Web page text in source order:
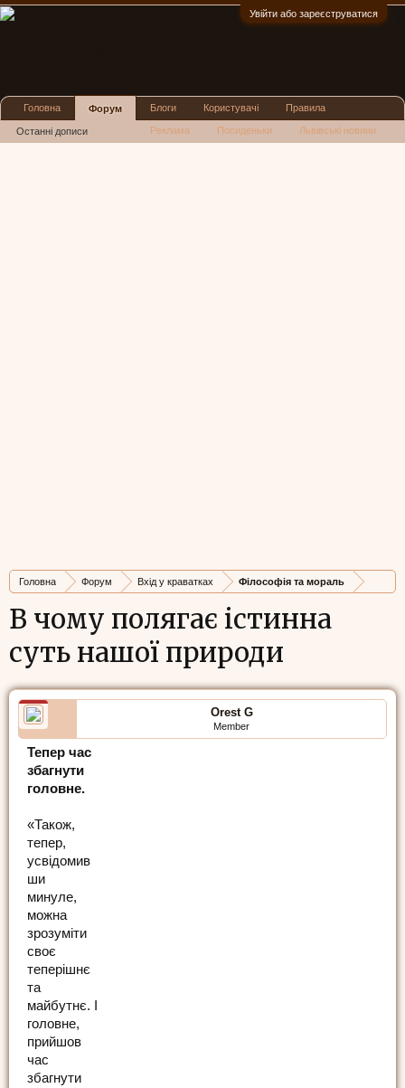
Увійти або зареєструватися
Головна Форум Вхід у краватках Філософія та мораль
В чому полягає істинна
суть нашої природи
Orest G
Member
Тепер час
збагнути
головне.
«Також,
тепер,
усвідомив
ши
минуле,
можна
зрозуміти
своє
теперішнє
та
майбутнє. І
головне,
прийшов
час
збагнути
Головна Форум
Останні дописи
Блоги Користувачі Правила
Реклама Посиденьки Львівські новини